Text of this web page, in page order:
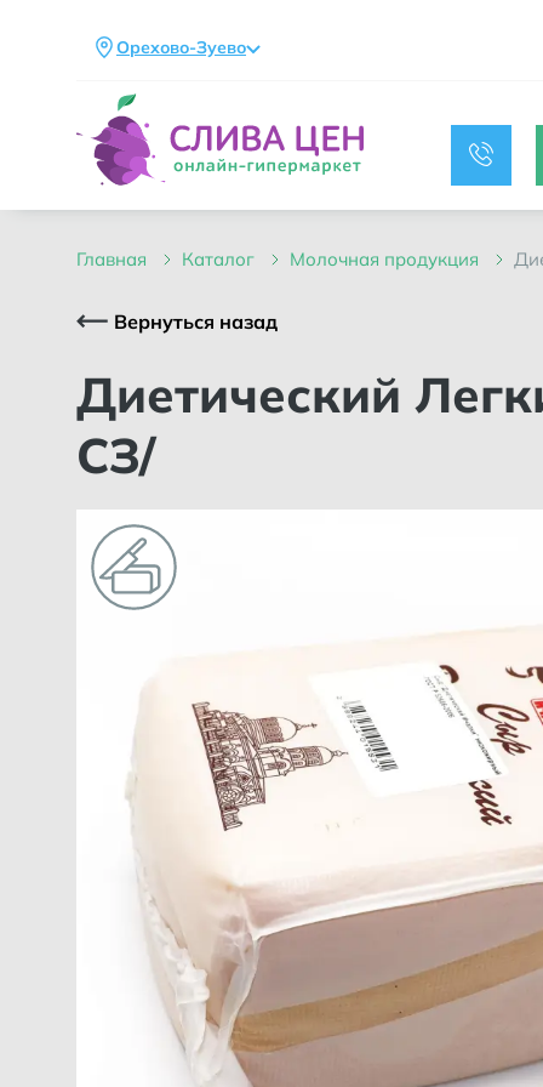
Орехово-Зуево
главная каталог молочная продукция
Вернуться назад
Диетический Легкий 27% сыр брус бзмж /ИЧАЛКОВСКИЙ
СЗ/